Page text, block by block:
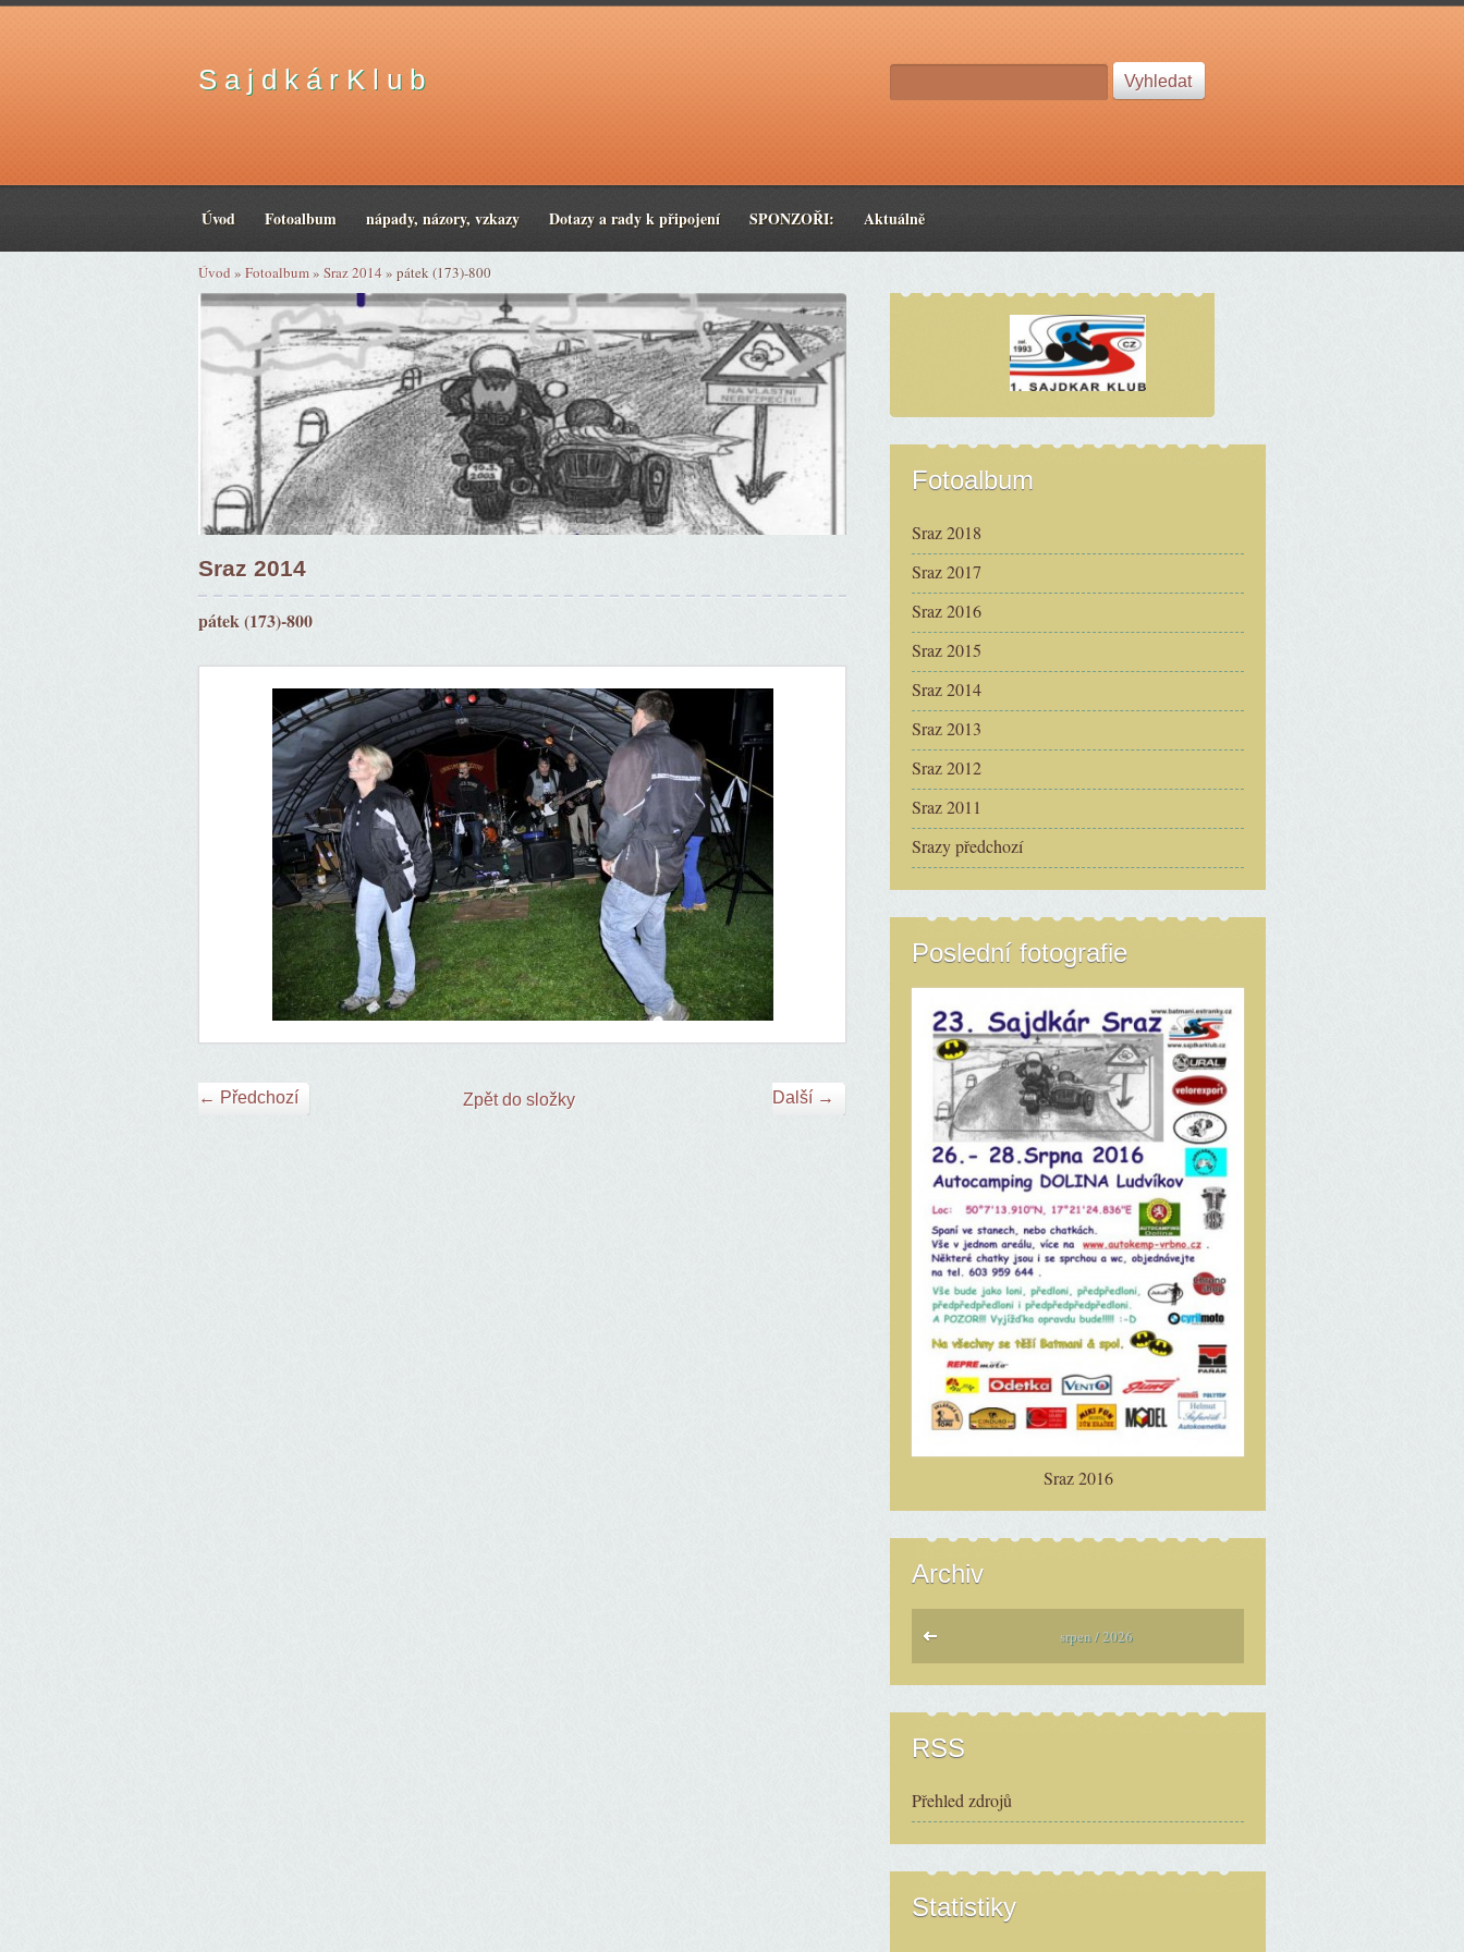
S a j d k á r K l u b
Úvod Fotoalbum nápady, názory, vzkazy Dotazy a rady k připojení SPONZOŘI: Aktuálně
Úvod » Fotoalbum» Sraz 2014» pátek (173)-800
Sraz 2014
pátek (173)-800
← Předchozí Další →
Zpět do složky
Fotoalbum
Sraz 2018
Sraz 2017
Sraz 2016
Sraz 2015
Sraz 2014
Sraz 2013
Sraz 2012
Sraz 2011
Srazy předchozí
Poslední fotografie
Sraz 2016
Archiv
srpen / 2026
RSS
Přehled zdrojů
Statistiky